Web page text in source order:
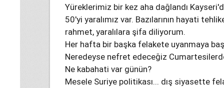
Yüreklerimiz bir kez aha dağlandı
50'yi yaralımız var. Bazılarının hayati
rahmet, yaralılara şifa diliyorum.
Her hafta bir başka felakete uyanmaya
Neredeyse nefret edeceğiz
Ne kabahati var günün?
Mesele Suriye politikası... dış siyasette